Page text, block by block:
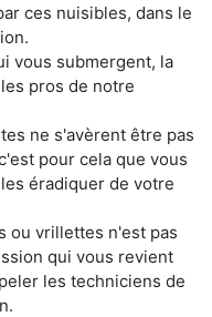
ces nuisibles, dans le
vous submergent, la
pros de notre
ne s'avèrent être pas
pour cela que vous
éradiquer de votre
ou vrillettes n'est pas
qui vous revient
les techniciens de